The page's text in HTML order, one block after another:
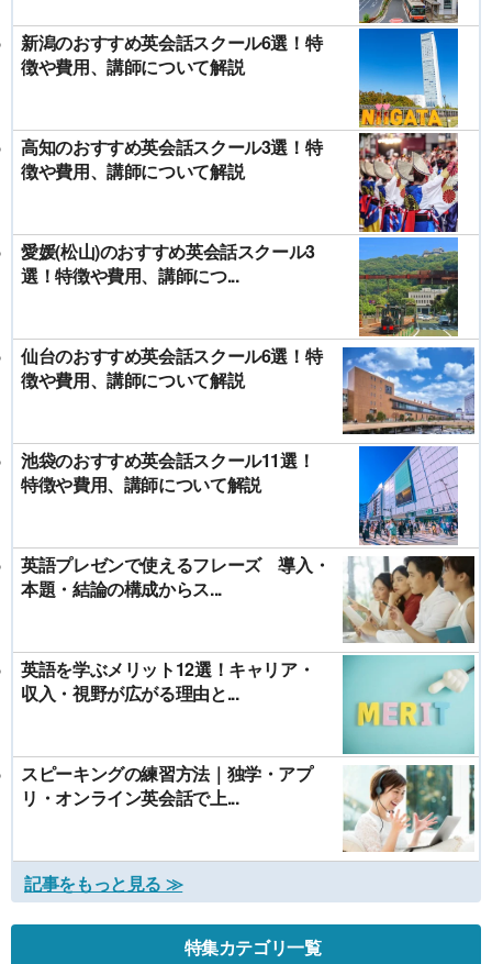
新潟のおすすめ英会話スクール6選！特
徴や費用、講師について解説
高知のおすすめ英会話スクール3選！特
徴や費用、講師について解説
愛媛(松山)のおすすめ英会話スクール3
選！特徴や費用、講師につ...
仙台のおすすめ英会話スクール6選！特
徴や費用、講師について解説
池袋のおすすめ英会話スクール11選！
特徴や費用、講師について解説
英語プレゼンで使えるフレーズ 導入・
本題・結論の構成からス...
英語を学ぶメリット12選！キャリア・
収入・視野が広がる理由と...
スピーキングの練習方法｜独学・アプ
リ・オンライン英会話で上...
記事をもっと見る ≫
特集カテゴリ一覧